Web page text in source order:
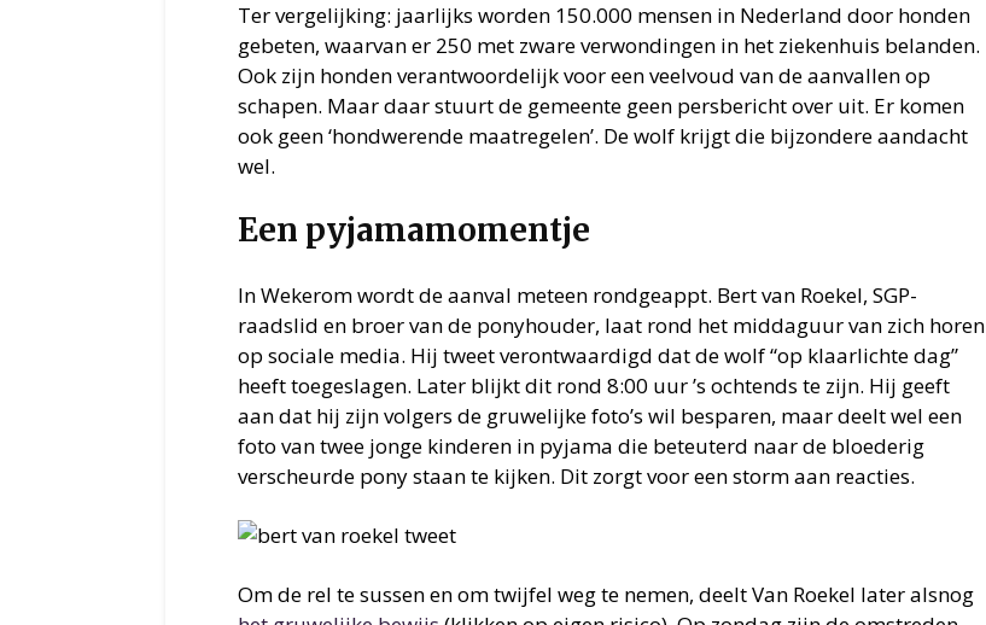
Ter vergelijking: jaarlijks worden 150.000 mensen in Nederland door honden
gebeten, waarvan er 250 met zware verwondingen in het ziekenhuis belanden.
Ook zijn honden verantwoordelijk voor een veelvoud van de aanvallen op
schapen. Maar daar stuurt de gemeente geen persbericht over uit. Er komen
ook geen ‘hondwerende maatregelen’. De wolf krijgt die bijzondere aandacht
wel.
Een pyjamamomentje
In Wekerom wordt de aanval meteen rondgeappt. Bert van Roekel, SGP-
raadslid en broer van de ponyhouder, laat rond het middaguur van zich horen
op sociale media. Hij tweet verontwaardigd dat de wolf “op klaarlichte dag”
heeft toegeslagen. Later blijkt dit rond 8:00 uur ’s ochtends te zijn. Hij geeft
aan dat hij zijn volgers de gruwelijke foto’s wil besparen, maar deelt wel een
foto van twee jonge kinderen in pyjama die beteuterd naar de bloederig
verscheurde pony staan te kijken. Dit zorgt voor een storm aan reacties.
Om de rel te sussen en om twijfel weg te nemen, deelt Van Roekel later alsnog